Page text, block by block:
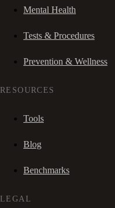
Mental Health
Tests & Procedures
Prevention & Wellness
RESOURCES
Tools
Blog
Benchmarks
LEGAL